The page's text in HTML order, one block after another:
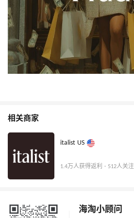
相关商家
italist US
1.4万人获得返利 · 512人关注
海淘小顾问